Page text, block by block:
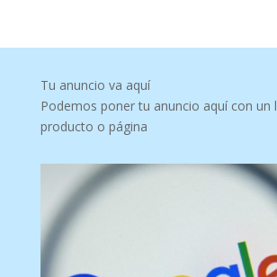
Tu anuncio va aquí
Podemos poner tu anuncio aquí con un
producto o página